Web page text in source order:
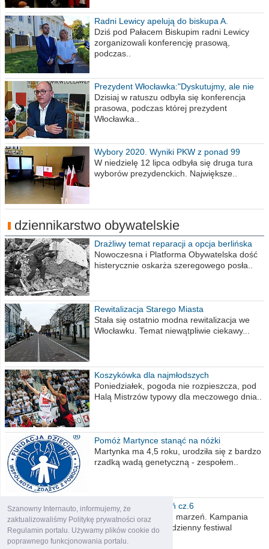
Szanowny Internauto, informujemy, że
zaktualizowaliśmy Politykę prywatności oraz
Regulamin portalu. Używamy plików cookie do
poprawnego funkcjonowania portalu.
Radni Lewicy apelują do biskupa A.
Wiesława Meringa
Dziś pod Pałacem Biskupim radni Lewicy
zorganizowali konferencję prasową,
podczas..
Prezydent Włocławka:"Dyskutujmy, ale nie
obrażajmy się”
Dzisiaj w ratuszu odbyła się konferencja
prasowa, podczas której prezydent
Włocławka..
Wybory 2020. Wyniki PKW z ponad 99
procent obwodów
W niedzielę 12 lipca odbyła się druga tura
wyborów prezydenckich. Największe..
dziennikarstwo obywatelskie
Drażliwy temat reparacji a opcja berlińska
Nowoczesna i Platforma Obywatelska dość
histerycznie oskarża szeregowego posła..
Rewitalizacja Starego Miasta
Stała się ostatnio modna rewitalizacja we
Włocławku. Temat niewątpliwie ciekawy...
Koszykówka dla najmłodszych
Poniedziałek, pogoda nie rozpieszcza, pod
Halą Mistrzów typowy dla meczowego dnia..
Pomóż Martynce stanąć na nóżki
Martynka ma 4,5 roku, urodziła się z bardzo
rzadką wadą genetyczną - zespołem..
Polska moich marzeń cz.6
Nadszedł kres moich marzeń. Kampania
wyborcza czyli niecodzienny festiwal
obietnic,..